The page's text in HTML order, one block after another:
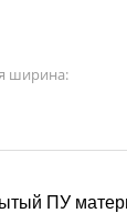
ширина:
ПУ